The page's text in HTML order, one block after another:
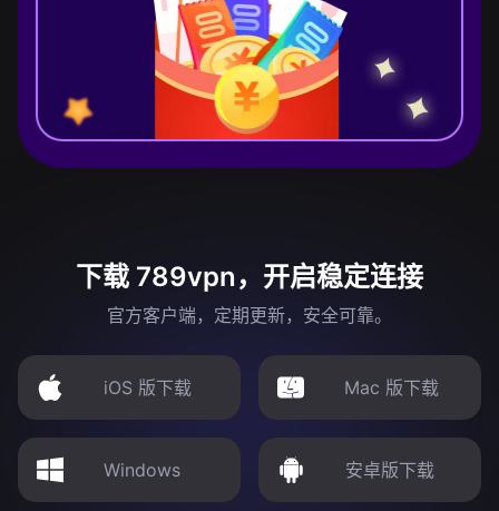
下载 789vpn，开启稳定连接
官方客户端，定期更新，安全可靠。
iOS 版下载 Mac 版下载
Windows 安卓版下载